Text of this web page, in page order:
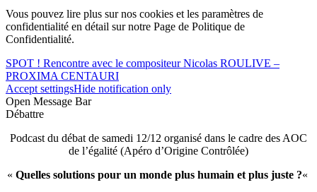
Vous pouvez lire plus sur nos cookies et les paramètres de
confidentialité en détail sur notre Page de Politique de
Confidentialité.
SPOT ! Rencontre avec le compositeur Nicolas ROULIVE –
PROXIMA CENTAURI
Accept settingsHide notification only
Open Message Bar
Débattre
Podcast du débat de samedi 12/12 organisé dans le cadre des AOC
de l’égalité (Apéro d’Origine Contrôlée)
« Quelles solutions pour un monde plus humain et plus juste ?«